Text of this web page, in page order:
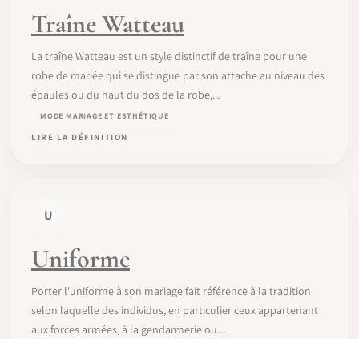
Traîne Watteau
La traîne Watteau est un style distinctif de traîne pour une
robe de mariée qui se distingue par son attache au niveau des
épaules ou du haut du dos de la robe,...
MODE MARIAGE ET ESTHÉTIQUE
LIRE LA DÉFINITION
U
Uniforme
Porter l'uniforme à son mariage fait référence à la tradition
selon laquelle des individus, en particulier ceux appartenant
aux forces armées, à la gendarmerie ou ...